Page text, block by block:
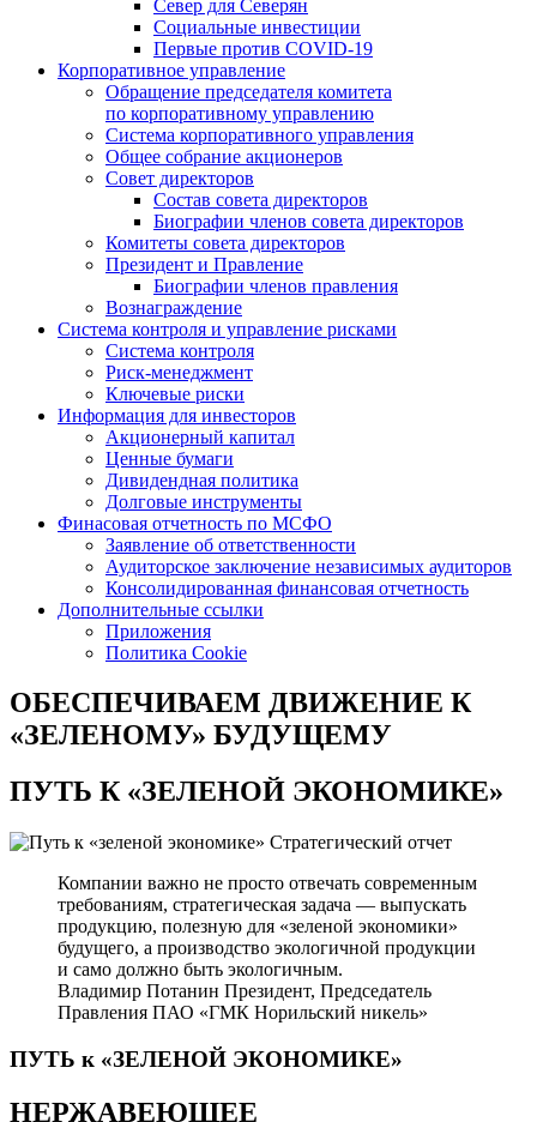
Север для Северян
Социальные инвестиции
Первые против COVID‑19
Корпоративное управление
Обращение председателя комитета
по корпоративному управлению
Система корпоративного управления
Общее собрание акционеров
Совет директоров
Состав совета директоров
Биографии членов совета директоров
Комитеты совета директоров
Президент и Правление
Биографии членов правления
Вознаграждение
Система контроля и управление рисками
Система контроля
Риск-менеджмент
Ключевые риски
Информация для инвесторов
Акционерный капитал
Ценные бумаги
Дивидендная политика
Долговые инструменты
Финасовая отчетность по МСФО
Заявление об ответственности
Аудиторское заключение независимых аудиторов
Консолидированная финансовая отчетность
Дополнительные ссылки
Приложения
Политика Cookie
ОБЕСПЕЧИВАЕМ ДВИЖЕНИЕ К
«ЗЕЛЕНОМУ» БУДУЩЕМУ
ПУТЬ К«ЗЕЛЕНОЙ ЭКОНОМИКЕ»
Стратегический отчет
Компании важно не просто отвечать современным
требованиям, стратегическая задача — выпускать
продукцию, полезную для «зеленой экономики»
будущего, а производство экологичной продукции
и само должно быть экологичным.
Владимир Потанин Президент, Председатель
Правления ПАО «ГМК Норильский никель»
ПУТЬ к «ЗЕЛЕНОЙ ЭКОНОМИКЕ»
НЕРЖАВЕЮЩЕЕ